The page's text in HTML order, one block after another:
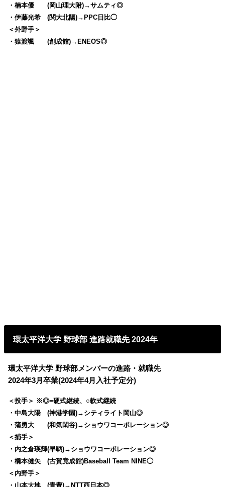
・楠本優 (岡山理大附)→サムティ◎
・伊藤光希 (関大北陽)→PPC日比◯
＜外野手＞
・猿渡颯 (創成館)→ENEOS◎
環太平洋大学 野球部 進路就職先 2024年
環太平洋大学 野球部メンバーの進路・就職先
2024年3月卒業(2024年4月入社予定分)
＜投手＞ ※◎=硬式継続、○軟式継続
・中島大陽 (神港学園)→シティライト岡山◎
・蒲勇大 (和気閑谷)→ショウワコーポレーション◎
＜捕手＞
・内之倉瑛輝(早鞆)→ショウワコーポレーション◎
・橋本健矢 (古賀竟成館)Baseball Team NINE◯
＜内野手＞
・山本大地 (青豊)→NTT西日本◎